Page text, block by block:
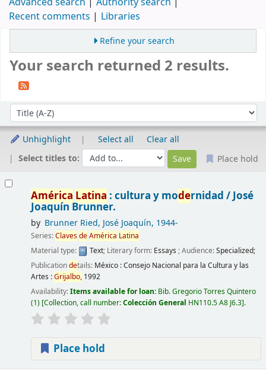
Recent comments
Libraries
Refine your search
Your search returned 2 results.
Sort by:
Unhighlight Select all
Clear all
Select titles to:
Place hold
América Latina : cultura y modernidad /José
Joaquín Brunner.
by Brunner Ried, José Joaquín, 1944-
Series:ClavesdeAmérica Latina
Material type:
Text; Literary form: Essays ; Audience:Specialized;
Publicationdetails: México :Consejo Nacional para la Cultura y las
Artes :Grijalbo, 1992
Availability:Items available for loan: Bib. Gregorio Torres Quintero
(1) Collection, call number:Colección General HN110.5 A8 J6.3 .
Place hold